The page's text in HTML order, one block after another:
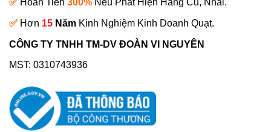
✅ Hoàn Tiền 300% Nếu Phát Hiện Hàng Cũ, Nhái.
✅ Hơn 15 Năm Kinh Nghiệm Kinh Doanh Quạt.
CÔNG TY TNHH TM-DV ĐOÀN VI NGUYÊN
MST: 0310743936